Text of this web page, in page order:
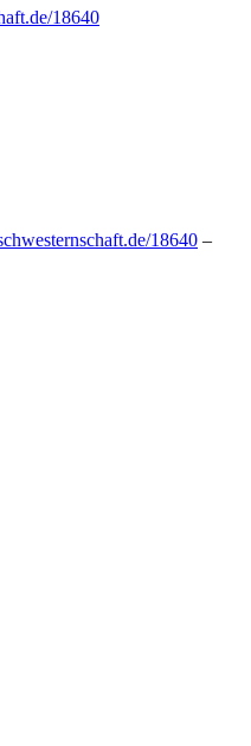
18640
18640 –